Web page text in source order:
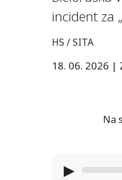
incident za
HS / SITA
18. 06. 2026 |
Na
▶